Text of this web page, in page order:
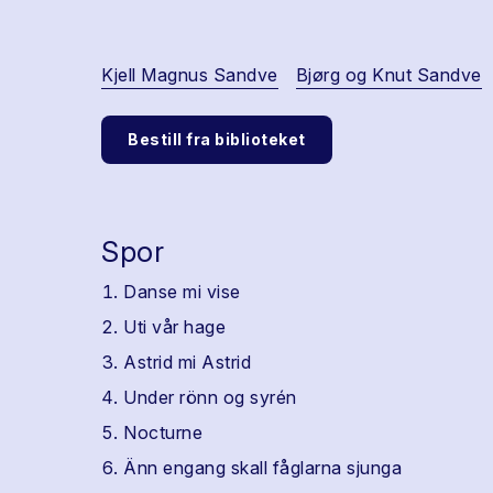
Kjell Magnus Sandve Bjørg og Knut Sandve
Bestill fra biblioteket
Spor
Danse mi vise
Uti vår hage
Astrid mi Astrid
Under rönn og syrén
Nocturne
Änn engang skall fåglarna sjunga